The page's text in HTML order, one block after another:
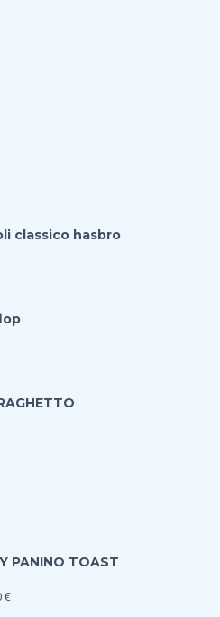
classico hasbro
PANINO TOAST
€